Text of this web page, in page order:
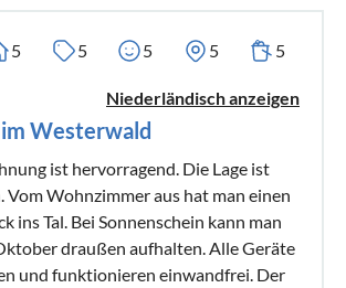
5 5 5 5 5
Niederländisch anzeigen
Westerwald
ist hervorragend. Die Lage ist
Vom Wohnzimmer aus hat man einen
ins Tal. Bei Sonnenschein kann man
draußen aufhalten. Alle Geräte
und funktionieren einwandfrei. Der